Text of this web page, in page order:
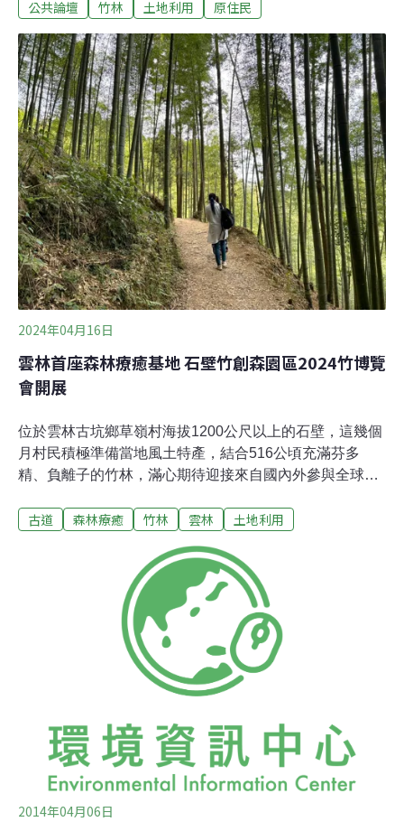
償》的原意，是為了涵養國土而劃設了編定為林業用地的
國家編列預算補償受到影響的原住民地主。原住民為了國
土保育而被限制土地使用，由國家補償其賴以生存的土地
資源損失，本就具有族群發展的正當性。然而本人在2022
年的投書就曾指出，這項措施並未通盤考量山林永續以及
政策推動的一致性。如今補償金提高兩倍，且每隔兩年將
繼續調漲，此舉將對竹產業發展，以及淨零減碳的推動造
成嚴重衝擊。必須強調的是，本文並非反對《禁伐補償》
或調高其金額，而是質疑國會立法並無考量整體視野，僅
發放補償金卻沒有其他相應作為。
公共論壇 竹林 土地利用 原住民
2024年04月16日
雲林首座森林療癒基地 石壁竹創森園區2024竹博覽
會開展
位於雲林古坑鄉草嶺村海拔1200公尺以上的石壁，這幾個
月村民積極準備當地風土特產，結合516公頃充滿芬多
精、負離子的竹林，滿心期待迎接來自國內外參與全球竹
動，即將於4月19日在石壁竹創森園區以及斗六糖廠竹創
癒體驗。首座森林療癒基地 打開五感盡享森林惠益草嶺村
海拔標高自450~1750公尺，行政區域上屬於雲林縣古坑
鄉，位處雲林、嘉義、南投三縣的交界處，從平地上山沿
途時而繞經嘉義，時而路過南投，擔任竹林療癒工作坊專
車駕駛的林慶璋，總能正確指出所經之處的行政劃分，以
及分區之道，讓台灣變化多端的山區更加有趣。0403花蓮
強震後，大眾對前往山區心有餘悸，原該秒殺的免費體驗
中雖有零星落石，並未出現坍方。但還是建議民眾前往
前，先拜訪活動官網確認活動情形
古道 森林療癒 竹林 雲林 土地利用
2014年04月06日